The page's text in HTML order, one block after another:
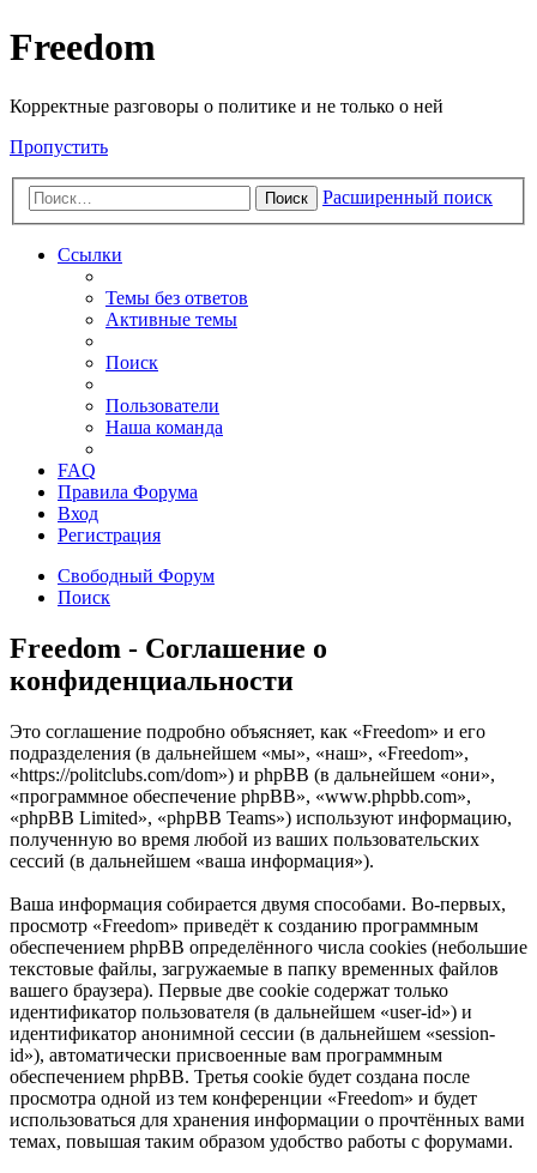
Freedom
Корректные разговоры о политике и не только о ней
Пропустить
Поиск Расширенный поиск
Ссылки
Темы без ответов
Активные темы
Поиск
Пользователи
Наша команда
FAQ
Правила Форума
Вход
Регистрация
Свободный Форум
Поиск
Freedom - Соглашение о
конфиденциальности
Это соглашение подробно объясняет, как «Freedom» и его
подразделения (в дальнейшем «мы», «наш», «Freedom»,
«https://politclubs.com/dom») и phpBB (в дальнейшем «они»,
«программное обеспечение phpBB», «www.phpbb.com»,
«phpBB Limited», «phpBB Teams») используют информацию,
полученную во время любой из ваших пользовательских
сессий (в дальнейшем «ваша информация»).
Ваша информация собирается двумя способами. Во-первых,
просмотр «Freedom» приведёт к созданию программным
обеспечением phpBB определённого числа cookies (небольшие
текстовые файлы, загружаемые в папку временных файлов
вашего браузера). Первые две cookie содержат только
идентификатор пользователя (в дальнейшем «user-id») и
идентификатор анонимной сессии (в дальнейшем «session-
id»), автоматически присвоенные вам программным
обеспечением phpBB. Третья cookie будет создана после
просмотра одной из тем конференции «Freedom» и будет
использоваться для хранения информации о прочтённых вами
темах, повышая таким образом удобство работы с форумами.